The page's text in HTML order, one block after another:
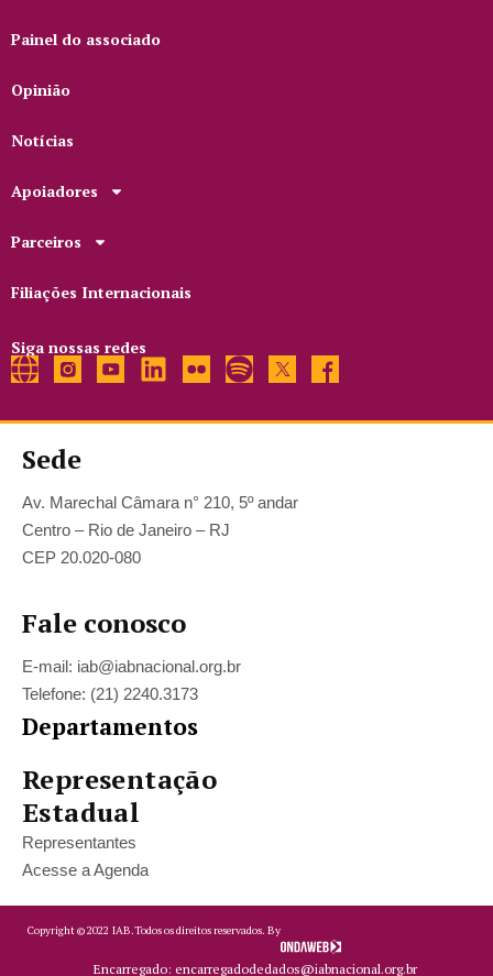
Painel do associado
Opinião
Notícias
Apoiadores
Parceiros
Filiações Internacionais
Siga nossas redes
Sede
Av. Marechal Câmara n° 210, 5º andar
Centro – Rio de Janeiro – RJ
CEP 20.020-080
Fale conosco
E-mail: iab@iabnacional.org.br
Telefone: (21) 2240.3173
Departamentos
Representação
Estadual
Representantes
Acesse a Agenda
Copyright ©2022 IAB.Todos os direitos reservados. By
Encarregado: encarregadodedados@iabnacional.org.br